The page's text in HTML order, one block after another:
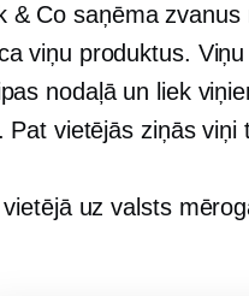
& Co saņēma
viņu produktus.
nodaļā un liek
Pat vietējās ziņās viņi
vietējā uzvalsts